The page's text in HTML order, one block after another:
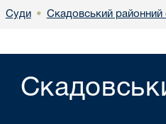
Суди • Скадовський районний